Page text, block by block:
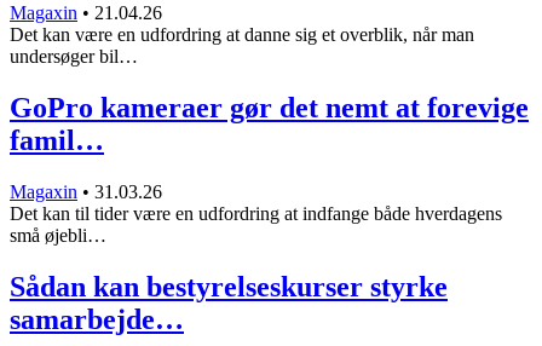
Magaxin • 21.04.26
Det kan være en udfordring at danne sig et overblik, når man
undersøger bil…
GoPro kameraer gør det nemt at forevige
famil…
Magaxin • 31.03.26
Det kan til tider være en udfordring at indfange både hverdagens
små øjebli…
Sådan kan bestyrelseskurser styrke
samarbejde…